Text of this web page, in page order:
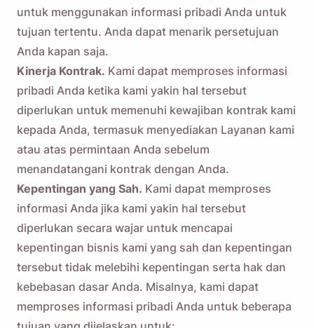
untuk menggunakan informasi pribadi Anda untuk
tujuan tertentu. Anda dapat menarik persetujuan
Anda kapan saja.
Kinerja Kontrak. Kami dapat memproses informasi
pribadi Anda ketika kami yakin hal tersebut
diperlukan untuk memenuhi kewajiban kontrak kami
kepada Anda, termasuk menyediakan Layanan kami
atau atas permintaan Anda sebelum
menandatangani kontrak dengan Anda.
Kepentingan yang Sah. Kami dapat memproses
informasi Anda jika kami yakin hal tersebut
diperlukan secara wajar untuk mencapai
kepentingan bisnis kami yang sah dan kepentingan
tersebut tidak melebihi kepentingan serta hak dan
kebebasan dasar Anda. Misalnya, kami dapat
memproses informasi pribadi Anda untuk beberapa